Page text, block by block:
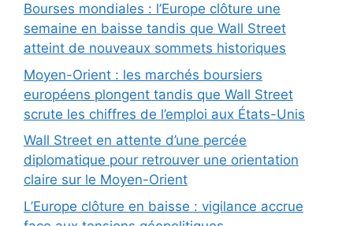
Bourses mondiales : l’Europe clôture une
semaine en baisse tandis que Wall Street
atteint de nouveaux sommets historiques
Moyen-Orient : les marchés boursiers
européens plongent tandis que Wall Street
scrute les chiffres de l’emploi aux États-Unis
Wall Street en attente d’une percée
diplomatique pour retrouver une orientation
claire sur le Moyen-Orient
L’Europe clôture en baisse : vigilance accrue